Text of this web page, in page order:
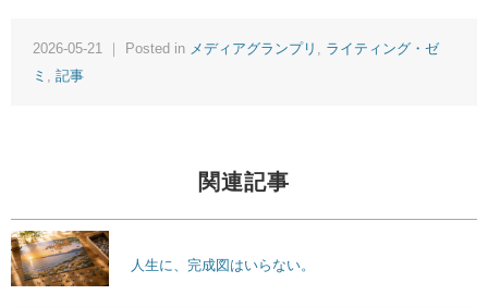
2026-05-21 ｜ Posted in メディアグランプリ , ライティング・ゼ
ミ , 記事
関連記事
人生に、完成図はいらない。